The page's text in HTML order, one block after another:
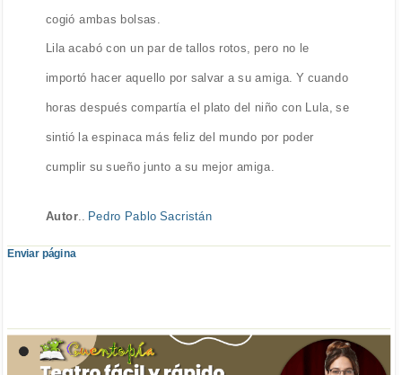
cogió ambas bolsas.
Lila acabó con un par de tallos rotos, pero no le
importó hacer aquello por salvar a su amiga. Y cuando
horas después compartía el plato del niño con Lula, se
sintió la espinaca más feliz del mundo por poder
cumplir su sueño junto a su mejor amiga.
Autor.. Pedro Pablo Sacristán
Enviar página